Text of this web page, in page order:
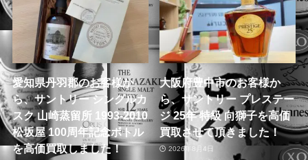
愛知県丹羽郡のお客様か
ら、サントリー シングルカ
スク 山崎蒸留所 1993-2010
松坂屋 100周年記念ボトル
を高価買取しました！
大阪府豊中市のお客様か
ら、サントリー プレステー
ジ 25年 特級 向獅子を高価
買取させて頂きました！
2026年8月4日